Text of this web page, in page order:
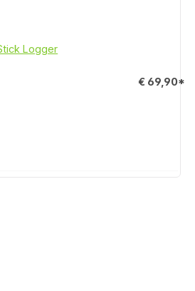
Logger
€ 69,90*